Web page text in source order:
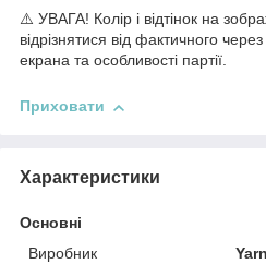
⚠️ УВАГА! Колір і відтінок на
відрізнятися від фактичного
екрана та особливості партії.
Приховати
Характеристики
Основні
Виробник